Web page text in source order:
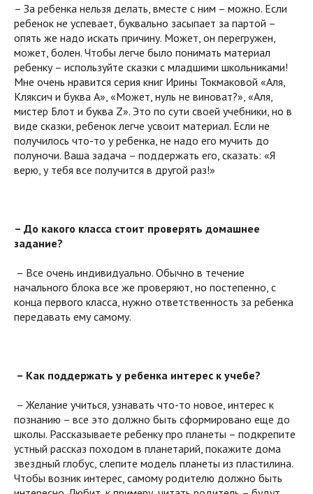
– За ребенка нельзя делать, вместе с ним – можно. Если
ребенок не успевает, буквально засыпает за партой –
опять же надо искать причину. Может, он перегружен,
может, болен. Чтобы легче было понимать материал
ребенку – используйте сказки с младшими школьниками!
Мне очень нравится серия книг Ирины Токмаковой «Аля,
Кляксич и буква А», «Может, нуль не виноват?», «Аля,
мистер Блот и буква Z». Это по сути своей учебники, но в
виде сказки, ребенок легче усвоит материал. Если не
получилось что-то у ребенка, не надо его мучить до
полуночи. Ваша задача – поддержать его, сказать: «Я
верю, у тебя все получится в другой раз!»
– До какого класса стоит проверять домашнее
задание?
– Все очень индивидуально. Обычно в течение
начального блока все же проверяют, но постепенно, с
конца первого класса, нужно ответственность за ребенка
передавать ему самому.
– Как поддержать у ребенка интерес к учебе?
– Желание учиться, узнавать что-то новое, интерес к
познанию – все это должно быть сформировано еще до
школы. Рассказываете ребенку про планеты – подкрепите
устный рассказ походом в планетарий, покажите дома
звездный глобус, слепите модель планеты из пластилина.
Чтобы возник интерес, самому родителю должно быть